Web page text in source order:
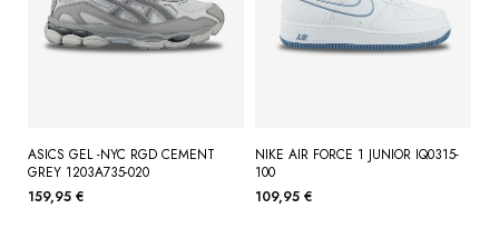
ASICS GEL -NYC RGD CEMENT
GREY 1203A735-020
159,95 €
NIKE AIR FORCE 1 JUNIOR IQ0315-
100
109,95 €